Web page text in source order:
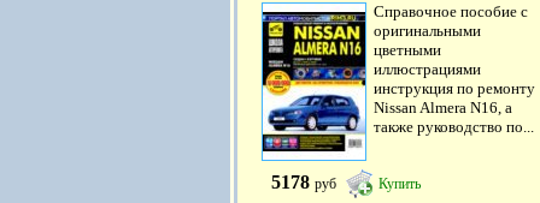
Справочное пособие с
оригинальными
цветными
иллюстрациями
инструкция по ремонту
Nissan Almera N16, а
также руководство по...
5178 руб Купить